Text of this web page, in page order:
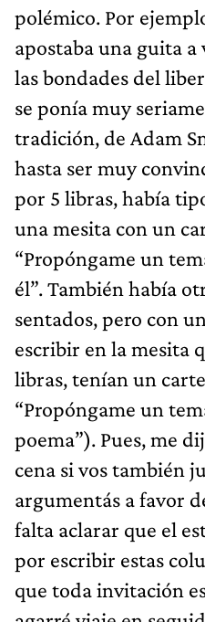
polémico. Por
apostaba una guita
las bondades del
se ponía muy
tradición, de Adam
hasta ser muy
por 5 libras, había
una mesita con un
“Propóngame un
él”. También había
sentados, pero con
escribir en la mesita
libras, tenían un
“Propóngame un
poema”). Pues, me
cena si vos también
argumentás a favor
falta aclarar que el
por escribir estas
que toda invitación